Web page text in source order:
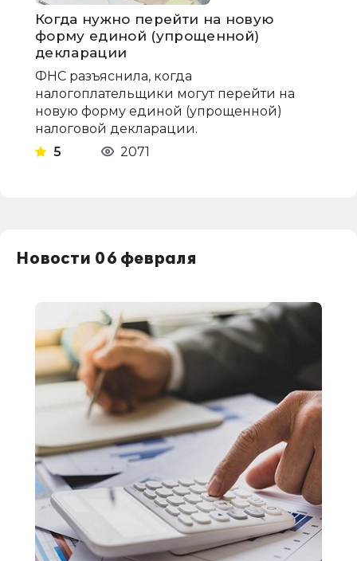
Когда нужно перейти на новую
форму единой (упрощенной)
декларации
ФНС разъяснила, когда
налогоплательщики могут перейти на
новую форму единой (упрощенной)
налоговой декларации.
5
2071
Новости 06 февраля